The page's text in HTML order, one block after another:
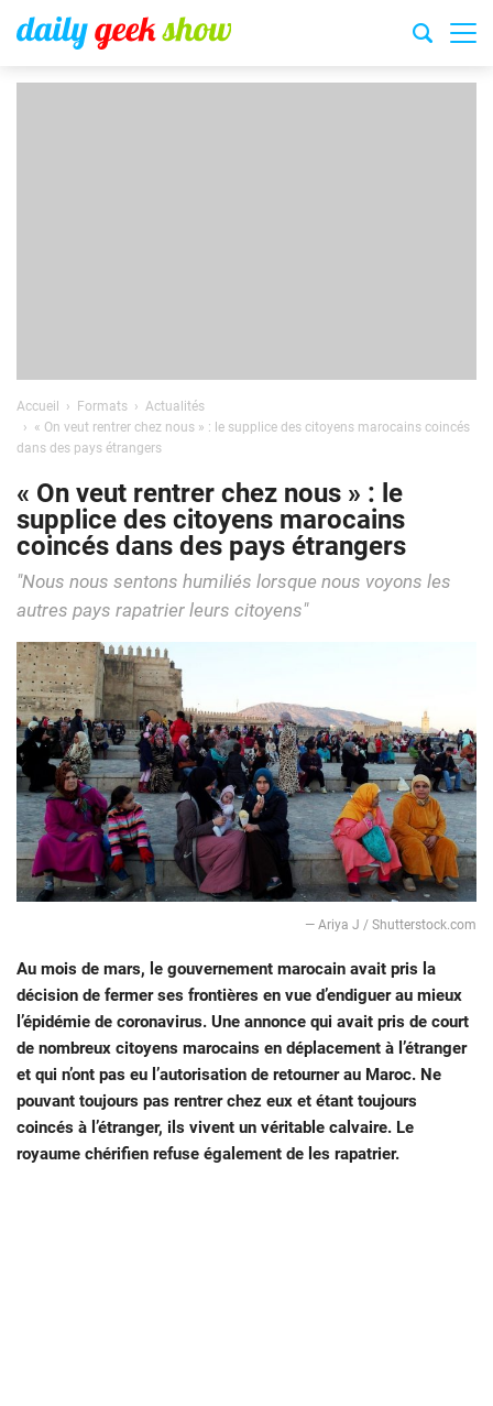
Accueil Formats
Actualités
« On veut rentrer chez nous » : le supplice des citoyens marocains coincés
dans des pays étrangers
« On veut rentrer chez nous » : le
supplice des citoyens marocains
coincés dans des pays étrangers
"Nous nous sentons humiliés lorsque nous voyons les
autres pays rapatrier leurs citoyens"
— Ariya J / Shutterstock.com
Au mois de mars, le gouvernement marocain avait pris la
décision de fermer ses frontières en vue d’endiguer au mieux
l’épidémie de coronavirus. Une annonce qui avait pris de court
de nombreux citoyens marocains en déplacement à l’étranger
et qui n’ont pas eu l’autorisation de retourner au Maroc. Ne
pouvant toujours pas rentrer chez eux et étant toujours
coincés à l’étranger, ils vivent un véritable calvaire. Le
royaume chérifien refuse également de les rapatrier.